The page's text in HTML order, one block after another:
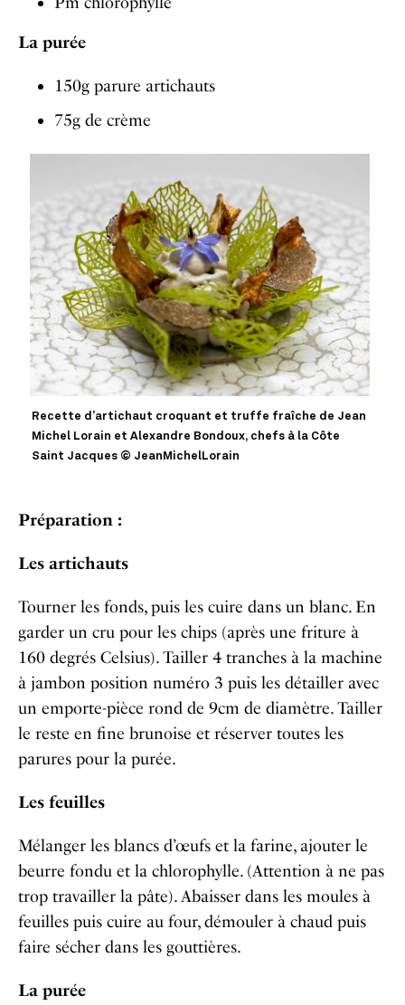
La purée
150g parure artichauts
75g de crème
Recette d’artichaut croquant et truffe fraîche de Jean
Michel Lorain et Alexandre Bondoux, chefs à la Côte
Saint Jacques © JeanMichelLorain
Préparation :
Les artichauts
Tourner les fonds, puis les cuire dans un blanc. En
garder un cru pour les chips (après une friture à
160 degrés Celsius).Tailler 4 tranches à la machine
à jambon position numéro 3 puis les détailler avec
un emporte-pièce rond de 9cm de diamètre.Tailler
le reste en fine brunoise et réserver toutes les
parures pour la purée.
Les feuilles
Mélanger les blancs d’œufs et la farine, ajouter le
beurre fondu et la chlorophylle. (Attention à ne pas
trop travailler la pâte).Abaisser dans les moules à
feuilles puis cuire au four, démouler à chaud puis
faire sécher dans les gouttières.
La purée